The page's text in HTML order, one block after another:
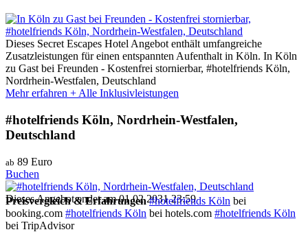
Dieses Secret Escapes Hotel Angebot enthält umfangreiche
Zusatzleistungen für einen entspannten Aufenthalt in Köln. In Köln
zu Gast bei Freunden - Kostenfrei stornierbar, #hotelfriends Köln,
Nordrhein-Westfalen, Deutschland
Mehr erfahren + Alle Inklusivleistungen
#hotelfriends Köln, Nordrhein-Westfalen,
Deutschland
ab 89 Euro
Buchen
Dieses Angebot endet am 01.02.2031 23:59
Preisvergleich & Erfahrungen #hotelfriends Köln bei
booking.com #hotelfriends Köln bei hotels.com #hotelfriends Köln
bei TripAdvisor